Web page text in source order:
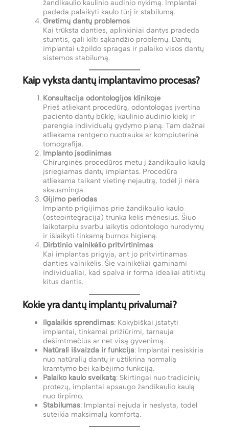
žandikaulio kaulinio audinio nykimą. Implantai
padeda palaikyti kaulo tūrį ir stabilumą.
Gretimų dantų problemos
Kai trūksta danties, aplinkiniai dantys pradeda
stumtis, gali kilti sąkandžio problemų. Dantų
implantai užpildo spragas ir palaiko visos dantų
sistemos stabilumą.
Kaip vyksta dantų implantavimo procesas?
Konsultacija odontologijos klinikoje
Prieš atliekant procedūrą, odontologas įvertina
paciento dantų būklę, kaulinio audinio kiekį ir
parengia individualų gydymo planą. Tam dažnai
atliekama rentgeno nuotrauka ar kompiuterinė
tomografija.
Implanto įsodinimas
Chirurginės procedūros metu į žandikaulio kaulą
įsriegiamas dantų implantas. Procedūra
atliekama taikant vietinę nejautrą, todėl ji nėra
skausminga.
Gijimo periodas
Implanto prigijimas prie žandikaulio kaulo
(osteointegracija) trunka kelis mėnesius. Šiuo
laikotarpiu svarbu laikytis odontologo nurodymų
ir išlaikyti tinkamą burnos higieną.
Dirbtinio vainikėlio pritvirtinimas
Kai implantas prigyja, ant jo pritvirtinamas
danties vainikėlis. Šie vainikėliai gaminami
individualiai, kad spalva ir forma idealiai atitiktų
kitus dantis.
Kokie yra dantų implantų privalumai?
Ilgalaikis sprendimas: Kokybiškai įstatyti
implantai, tinkamai prižiūrimi, tarnauja
dešimtmečius ar net visą gyvenimą.
Natūrali išvaizda ir funkcija: Implantai nesiskiria
nuo natūralių dantų ir užtikrina normalią
kramtymo bei kalbėjimo funkciją.
Palaiko kaulo sveikatą: Skirtingai nuo tradicinių
protezų, implantai apsaugo žandikaulio kaulą
nuo tirpimo.
Stabilumas: Implantai nejuda ir neslysta, todėl
suteikia maksimalų komfortą.